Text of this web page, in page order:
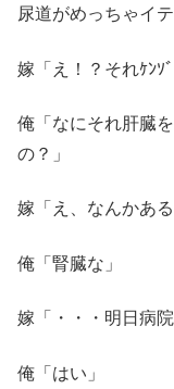
尿道がめっちゃイテ
嫁「え！？それｹﾝｿ
俺「なにそれ肝臓
の？」
嫁「え、なんかあ
俺「腎臓な」
嫁「・・・明日病
俺「はい」